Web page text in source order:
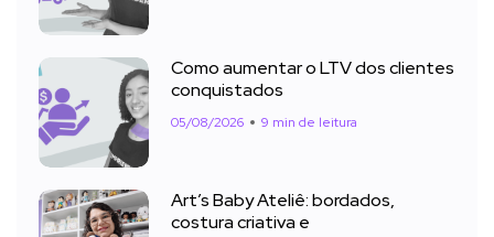
Como aumentar o LTV dos clientes
conquistados
05/08/2026 9 min de leitura
Art’s Baby Ateliê: bordados,
costura criativa e